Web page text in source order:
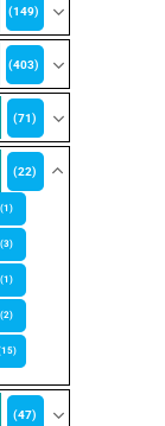
(149)
(403)
(71)
(22)
(1)
(3)
(1)
(2)
(47)